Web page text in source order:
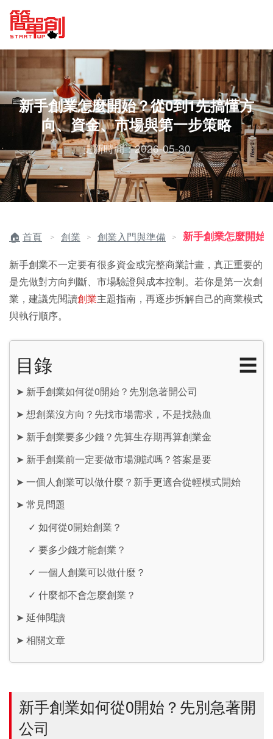
新手創業怎麼開始？從0到1先搞懂方
向、資金、市場與第一步策略
更新時間：2026-05-30
首頁 ＞ 創業 ＞ 創業入門與準備 ＞ 新手創業怎麼開始
新手創業不一定要有很多資金或完整商業計畫，真正重要的
是先做對方向判斷、市場驗證與成本控制。若你是第一次創
業，建議先閱讀創業主題指南，再逐步拆解自己的商業模式
與執行順序。
目錄 ☰
➤ 新手創業如何從0開始？先別急著開公司
➤ 想創業沒方向？先找市場需求，不是找熱血
➤ 新手創業要多少錢？先算生存期再算創業金
➤ 新手創業前一定要做市場測試嗎？答案是要
➤ 一個人創業可以做什麼？新手更適合從輕模式開始
➤ 常見問題
✓ 如何從0開始創業？
✓ 要多少錢才能創業？
✓ 一個人創業可以做什麼？
✓ 什麼都不會怎麼創業？
➤ 延伸閱讀
➤ 相關文章
新手創業如何從0開始？先別急著開
公司